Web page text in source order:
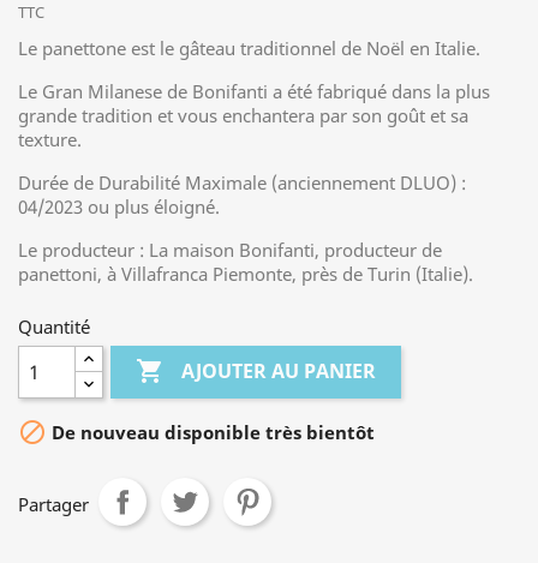
TTC
Le panettone est le gâteau traditionnel de Noël en Italie.
Le Gran Milanese de Bonifanti a été fabriqué dans la plus
grande tradition et vous enchantera par son goût et sa
texture.
Durée de Durabilité Maximale (anciennement DLUO) :
04/2023 ou plus éloigné.
Le producteur : La maison Bonifanti, producteur de
panettoni, à Villafranca Piemonte, près de Turin (Italie).
Quantité
 AJOUTER AU PANIER
 De nouveau disponible très bientôt
Partager